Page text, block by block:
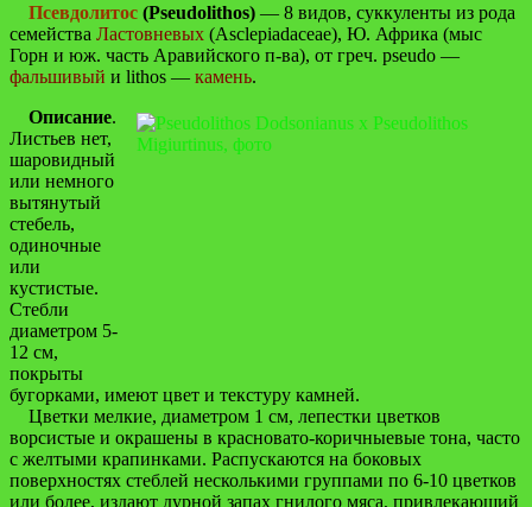
Псевдолитос (Pseudolithos) — 8 видов, суккуленты из рода
семейства Ластовневых (Asclepiadaceae), Ю. Африка (мыс
Горн и юж. часть Аравийского п-ва), от греч. pseudo —
фальшивый и lithos — камень.
Описание.
Листьев нет,
шаровидный
или немного
вытянутый
стебель,
одиночные
или
кустистые.
Стебли
диаметром 5-
12 см,
покрыты
бугорками, имеют цвет и текстуру камней.
Цветки мелкие, диаметром 1 см, лепестки цветков
ворсистые и окрашены в красновато-коричныевые тона, часто
с желтыми крапинками. Распускаются на боковых
поверхностях стеблей несколькими группами по 6-10 цветков
или более, издают дурной запах гнилого мяса, привлекающий